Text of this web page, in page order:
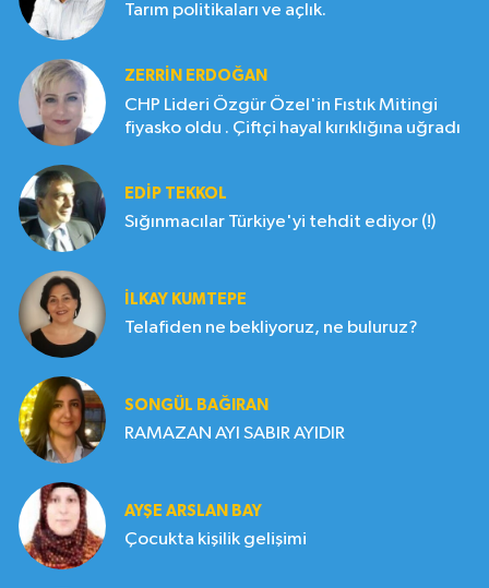
Tarım politikaları ve açlık.
ZERRIN ERDOĞAN
CHP Lideri Özgür Özel'in Fıstık Mitingi
fiyasko oldu . Çiftçi hayal kırıklığına uğradı
EDIP TEKKOL
Sığınmacılar Türkiye'yi tehdit ediyor (!)
İLKAY KUMTEPE
Telafiden ne bekliyoruz, ne buluruz?
SONGÜL BAĞIRAN
RAMAZAN AYI SABIR AYIDIR
AYŞE ARSLAN BAY
Çocukta kişilik gelişimi